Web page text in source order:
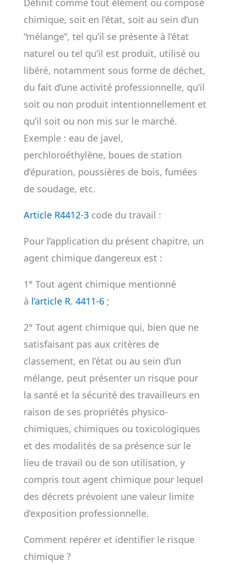
Définit comme tout élément ou composé
chimique, soit en l’état, soit au sein d’un
“mélange”, tel qu’il se présente à l’état
naturel ou tel qu’il est produit, utilisé ou
libéré, notamment sous forme de déchet,
du fait d’une activité professionnelle, qu’il
soit ou non produit intentionnellement et
qu’il soit ou non mis sur le marché.
Exemple : eau de javel,
perchloroéthylène, boues de station
d’épuration, poussières de bois, fumées
de soudage, etc.
Article R4412-3code du travail :
Pour l’application du présent chapitre, un
agent chimique dangereux est :
1° Tout agent chimique mentionné
à l’article R. 4411-6;
2° Tout agent chimique qui, bien que ne
satisfaisant pas aux critères de
classement, en l’état ou au sein d’un
mélange, peut présenter un risque pour
la santé et la sécurité des travailleurs en
raison de ses propriétés physico-
chimiques, chimiques ou toxicologiques
et des modalités de sa présence sur le
lieu de travail ou de son utilisation, y
compris tout agent chimique pour lequel
des décrets prévoient une valeur limite
d’exposition professionnelle.
Comment repérer et identifier le risque
chimique ?